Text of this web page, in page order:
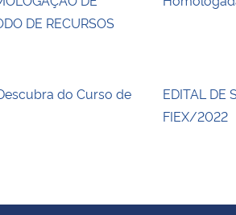
DE RECURSOS
do Curso de
EDITAL DE
FIEX/2022